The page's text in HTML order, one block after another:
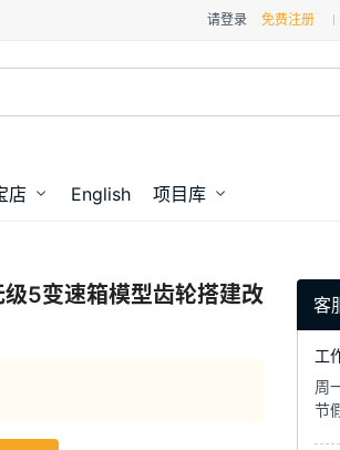
请登录 免费注册
店 English 项目库
5变速箱模型齿轮搭建改
客
工
周
节